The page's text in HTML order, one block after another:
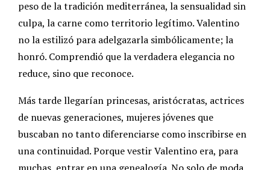
peso de la tradición mediterránea, la sensualidad sin
culpa, la carne como territorio legítimo. Valentino
no la estilizó para adelgazarla simbólicamente; la
honró. Comprendió que la verdadera elegancia no
reduce, sino que reconoce.
Más tarde llegarían princesas, aristócratas, actrices
de nuevas generaciones, mujeres jóvenes que
buscaban no tanto diferenciarse como inscribirse en
una continuidad. Porque vestir Valentino era, para